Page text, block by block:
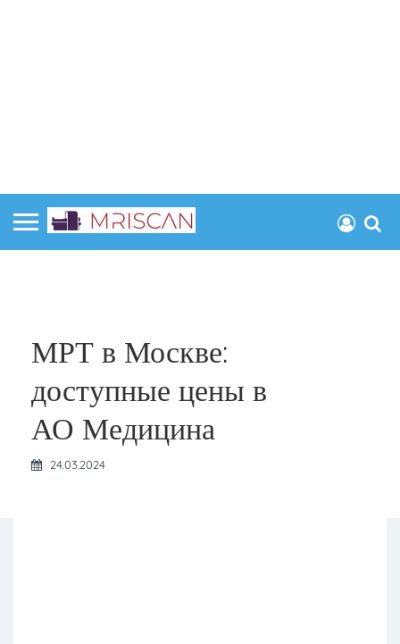
МРТ в Москве:
доступные цены в
АО Медицина
24.03.2024